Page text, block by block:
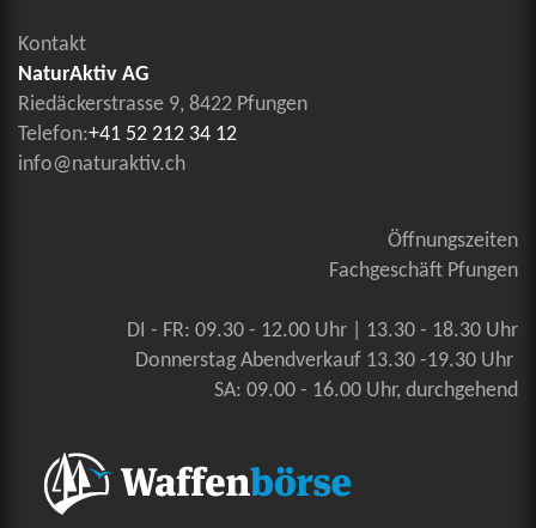
Kontakt
NaturAktiv AG
Riedäckerstrasse 9, 8422 Pfungen
Telefon:+41 52 212 34 12
info@naturaktiv.ch
Öffnungszeiten
Fachgeschäft Pfungen
DI - FR: 09.30 - 12.00 Uhr | 13.30 - 18.30 Uhr
Donnerstag Abendverkauf 13.30 -19.30 Uhr
SA: 09.00 - 16.00 Uhr, durchgehend